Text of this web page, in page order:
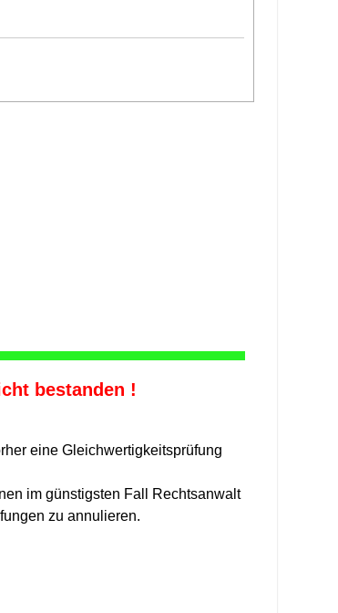
bestanden !
eine Gleichwertigkeitsprüfung
im günstigsten Fall Rechtsanwalt
zu annulieren.